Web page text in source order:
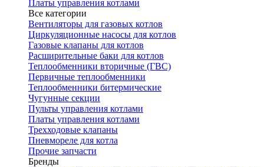
Платы управления котлами
Все категории
Вентиляторы для газовых котлов
Циркуляционные насосы для котлов
Газовые клапаны для котлов
Расширительные баки для котлов
Теплообменники вторичные (ГВС)
Первичные теплообменники
Теплообменники битермические
Чугунные секции
Пульты управления котлами
Платы управления котлами
Трехходовые клапаны
Пневмореле для котла
Прочие запчасти
Бренды